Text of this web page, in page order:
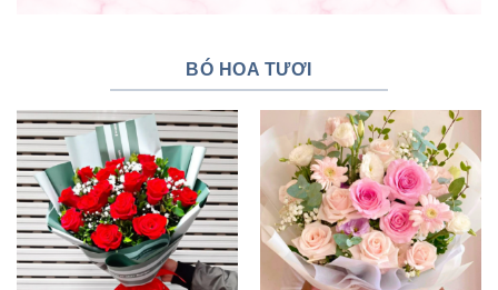
BÓ HOA TƯƠI